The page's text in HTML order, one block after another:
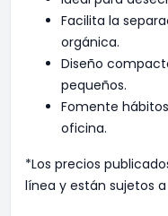
Facilita la
orgánica.
Diseño
pequeños.
Fomente
oficina.
*Los precios
línea y están sujetos